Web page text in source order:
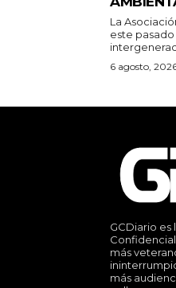
La
este
6 agosto,
GCDiario es
más
más